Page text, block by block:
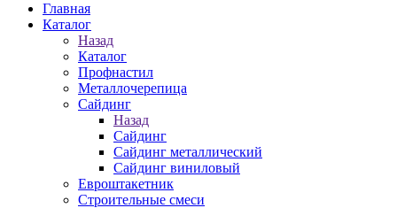
Главная
Каталог
Назад
Каталог
Профнастил
Металлочерепица
Сайдинг
Назад
Сайдинг
Сайдинг металлический
Сайдинг виниловый
Евроштакетник
Строительные смеси